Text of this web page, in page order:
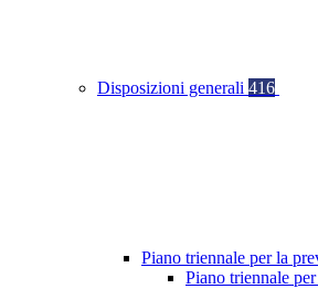
Disposizioni generali 416
Piano triennale per la
Piano triennale